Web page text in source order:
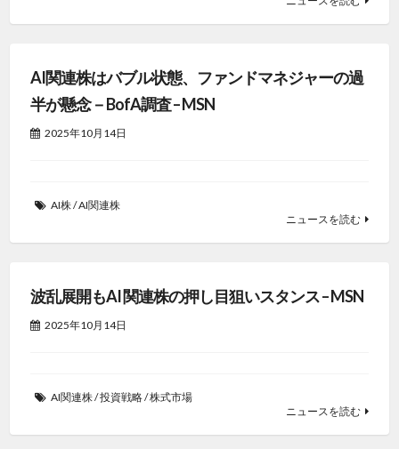
AI関連株はバブル状態、ファンドマネジャーの過
半が懸念－BofA調査 – MSN
2025年10月14日
AI株/AI関連株
ニュースを読む
波乱展開もAI 関連株の押し目狙いスタンス – MSN
2025年10月14日
AI関連株/投資戦略/株式市場
ニュースを読む